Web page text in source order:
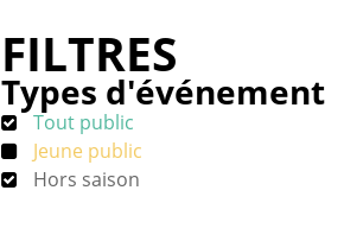
FILTRES
Types d'événement
Tout public
Jeune public
Hors saison